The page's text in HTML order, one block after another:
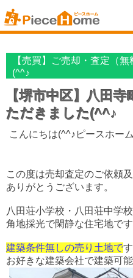
【売買】ご売却・査定（
(^^♪
【堺市中区】八田
ただきました(^^♪
こんにちは(^^♪ピースホー
この度は売却査定のご依頼
ありがとうございます。
八田荘小学校・八田荘中学
角地採光で閑静な住宅地で
建築条件無しの売り土地で
お好きな建築会社で建築可